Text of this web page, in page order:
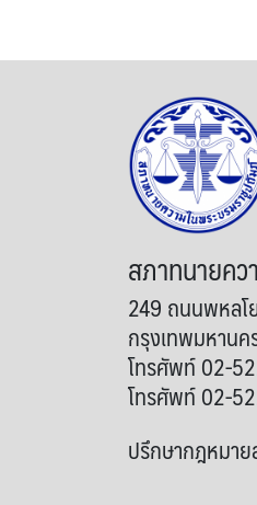
สภาทนายค
249 ถนนพหลโ
กรุงเทพมหาน
โทรศัพท์ 02-
โทรศัพท์ 02-
ปรึกษากฎหมา